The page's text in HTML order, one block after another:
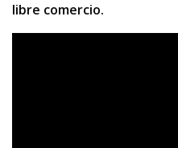
libre comercio.